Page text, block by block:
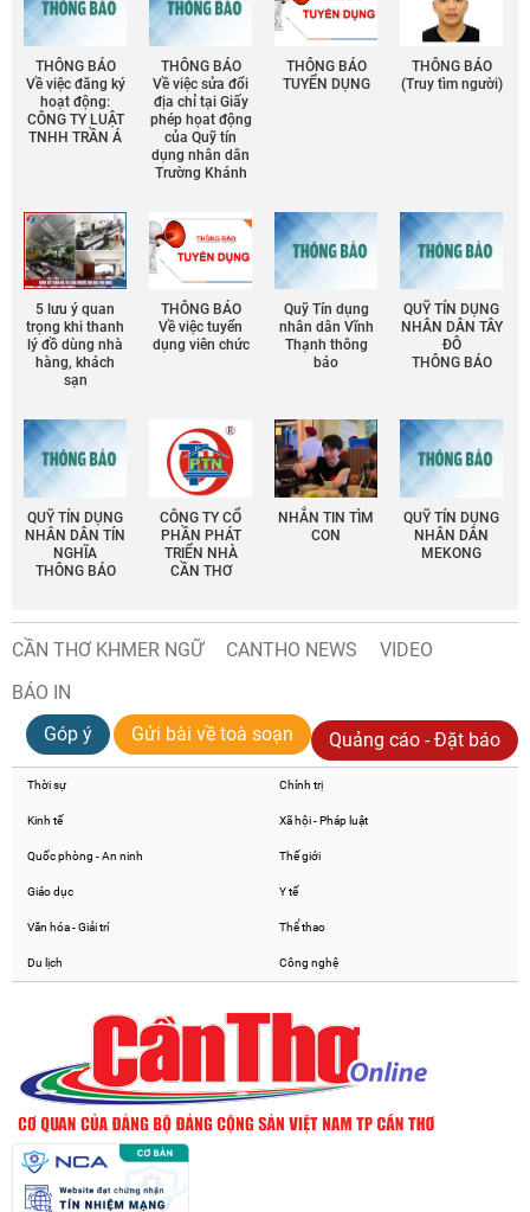
THÔNG BÁO
Về việc đăng ký
hoạt động:
CÔNG TY LUẬT
TNHH TRẦN Á
THÔNG BÁO
Về việc sửa đổi
địa chỉ tại Giấy
phép họat động
của Quỹ tín
dụng nhân dân
Trường Khánh
THÔNG BÁO
TUYỂN DỤNG
THÔNG BÁO
(Truy tìm người)
5 lưu ý quan
trọng khi thanh
lý đồ dùng nhà
hàng, khách
sạn
THÔNG BÁO
Về việc tuyển
dụng viên chức
Quỹ Tín dụng
nhân dân Vĩnh
Thạnh thông
báo
QUỸ TÍN DỤNG
NHÂN DÂN TÂY
ĐÔ
THÔNG BÁO
QUỸ TÍN DỤNG
NHÂN DÂN TÍN
NGHĨA
THÔNG BÁO
CÔNG TY CỔ
PHẦN PHÁT
TRIỂN NHÀ
CẦN THƠ
NHẮN TIN TÌM
CON
QUỸ TÍN DỤNG
NHÂN DÂN
MEKONG
CẦN THƠ KHMER NGỮ CANTHO NEWS
VIDEO
BÁO IN
Góp ý
Gửi bài về toà soạn Quảng cáo - Đặt báo
Thời sự Chính trị
Kinh tế Xã hội - Pháp luật
Quốc phòng - An ninh Thế giới
Giáo dục Y tế
Văn hóa - Giải trí Thể thao
Du lịch Công nghệ